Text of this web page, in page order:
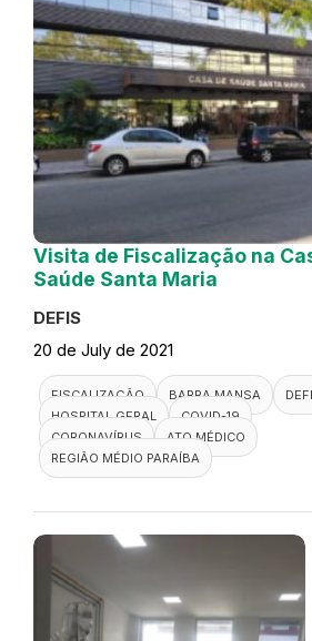
Visita de Fiscalização na
Saúde Santa Maria
DEFIS
20 de July de 2021
FISCALIZAÇÃO BARRA MANSA
HOSPITAL GERAL
COVID-19
CORONAVÍRUS
ATO MÉDICO
REGIÃO MÉDIO PARAÍBA